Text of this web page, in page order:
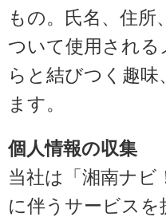
もの。氏名、住
ついて使用され
らと結びつく趣
ます。
個人情報の収集
当社は「湘南ナ
に伴うサービス